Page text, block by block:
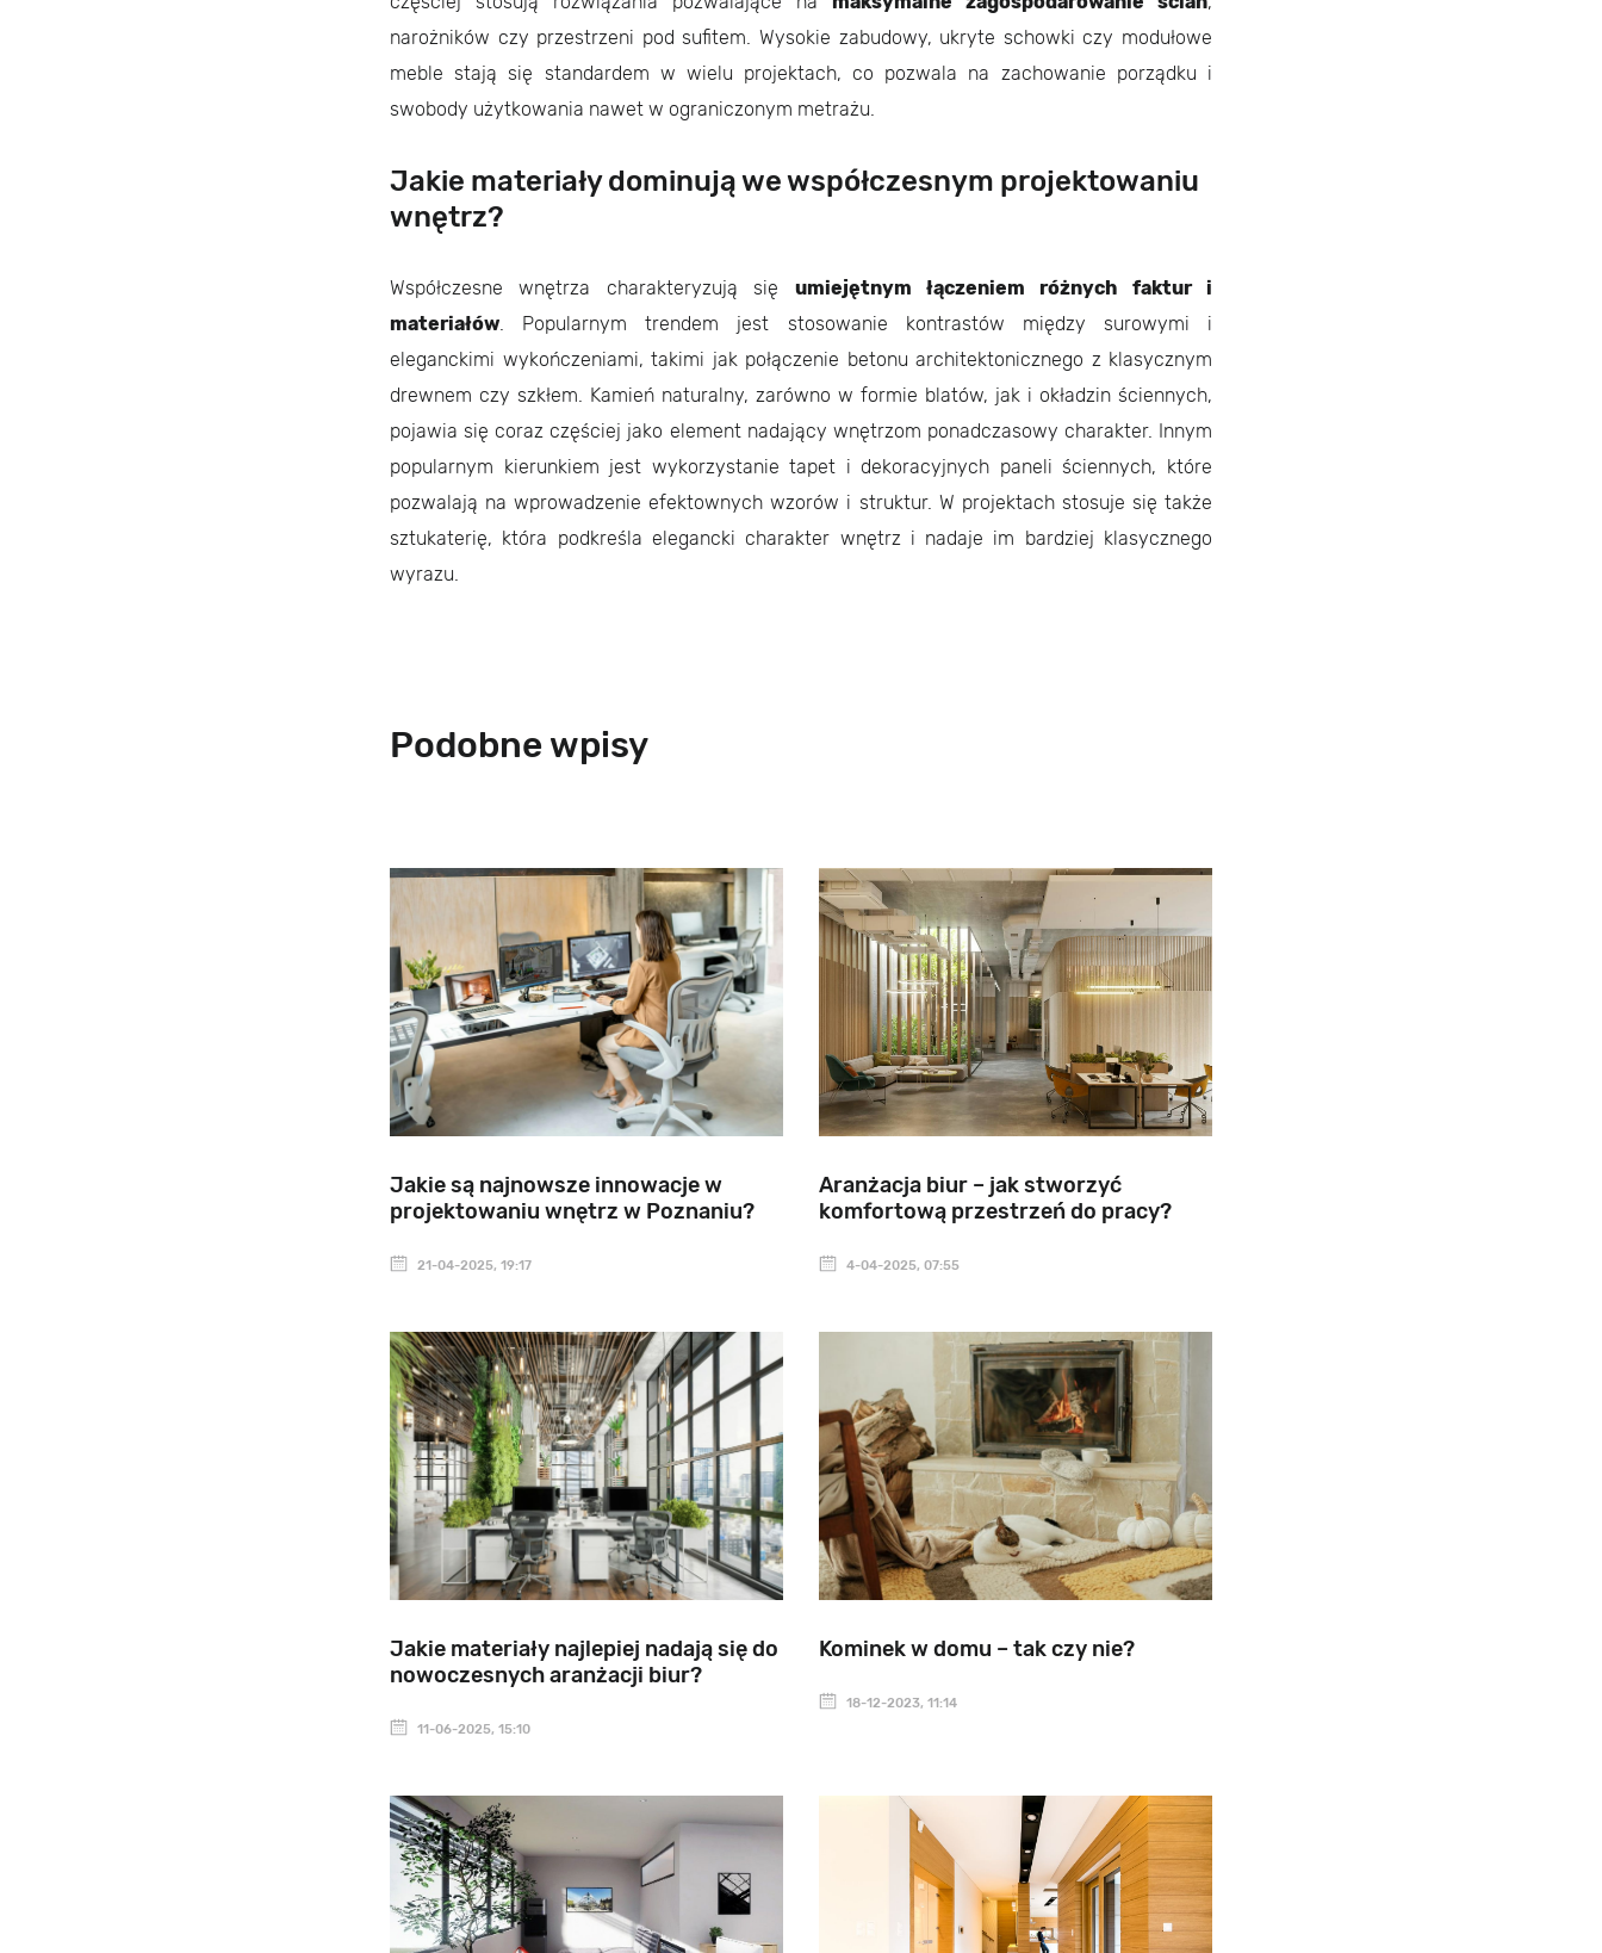
narożników czy przestrzeni pod sufitem. Wysokie zabudowy, ukryte schowki czy modułowe
meble stają się standardem w wielu projektach, co pozwala na zachowanie porządku i
swobody użytkowania nawet w ograniczonym metrażu.
Jakie materiały dominują we współczesnym projektowaniu
wnętrz?
Współczesne wnętrza charakteryzują się umiejętnym łączeniem różnych faktur i
materiałów. Popularnym trendem jest stosowanie kontrastów między surowymi i
eleganckimi wykończeniami, takimi jak połączenie betonu architektonicznego z klasycznym
drewnem czy szkłem. Kamień naturalny, zarówno w formie blatów, jak i okładzin ściennych,
pojawia się coraz częściej jako element nadający wnętrzom ponadczasowy charakter. Innym
popularnym kierunkiem jest wykorzystanie tapet i dekoracyjnych paneli ściennych, które
pozwalają na wprowadzenie efektownych wzorów i struktur. W projektach stosuje się także
sztukaterię, która podkreśla elegancki charakter wnętrz i nadaje im bardziej klasycznego
wyrazu.
Podobne wpisy
Jakie są najnowsze innowacje w
projektowaniu wnętrz w Poznaniu?
21-04-2025, 19:17
Aranżacja biur – jak stworzyć
komfortową przestrzeń do pracy?
4-04-2025, 07:55
Jakie materiały najlepiej nadają się do
nowoczesnych aranżacji biur?
11-06-2025, 15:10
Kominek w domu – tak czy nie?
18-12-2023, 11:14